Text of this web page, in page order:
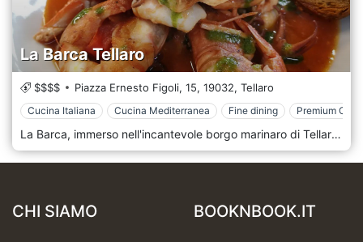
La Barca Tellaro
$$$$ Piazza Ernesto Figoli, 15, 19032, Tellaro
Cucina Italiana Cucina Mediterranea Fine dining Premium
La Barca, immerso nell'incantevole borgo marinaro di Tellaro in Liguria, è un affascinante ristorante che offre una deliziosa esperienza culinaria, incarnando l'essenza della cucina costiera italiana. Situata in una regione rinomata per i suoi splendidi paesaggi marini, le pittoresche strade acciottolate e le ricche tradizioni gastronomiche, La Barca offre un ambiente pittoresco dove gli ospiti possono gustare i freschi sapori del Mediterraneo in un'atmosfera calda e invitante. La Barca è un faro culinario nel cuore di Tellaro, un villaggio celebrato per le sue case vivaci, le spettacolari scogliere costiere e la serena bellezza. Il nome del ristorante, che in italiano significa "La Barca", è un giusto omaggio al patrimonio marittimo della regione e pone le basi per un'esperienza culinaria profondamente legata al mare. Entrando a La Barca gli ospiti vengono accolti in un ambiente dal fascino marittimo rustico ma raffinato. L'arredamento presenta elementi nautici, con travi in legno, cimeli di vela e tonalità blu e bianche, creando un ambiente che ricorda un accogliente cottage sul mare. Questo ambiente rilassato e amichevole è perfetto per un pasto piacevole, una cena romantica o un incontro sociale con amici e familiari.
CHI SIAMO BOOKNBOOK.IT